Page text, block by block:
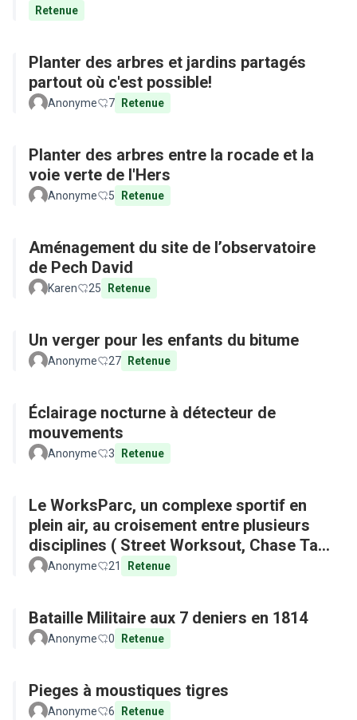
Retenue
Planter des arbres et jardins partagés
partout où c'est possible!
Anonyme 7 Retenue
Planter des arbres entre la rocade et la
voie verte de l'Hers
Anonyme 5 Retenue
Aménagement du site de l’observatoire
de Pech David
Karen 25 Retenue
Un verger pour les enfants du bitume
Anonyme 27 Retenue
Éclairage nocturne à détecteur de
mouvements
Anonyme 3 Retenue
Le WorksParc, un complexe sportif en
plein air, au croisement entre plusieurs
disciplines ( Street Worksout, Chase Tag,
Parkour)
Anonyme 21 Retenue
Bataille Militaire aux 7 deniers en 1814
Anonyme 0 Retenue
Pieges à moustiques tigres
Anonyme 6 Retenue